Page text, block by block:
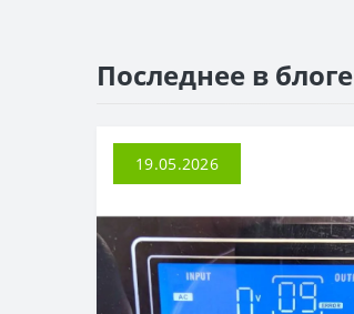
Последнее в блоге
19.05.2026